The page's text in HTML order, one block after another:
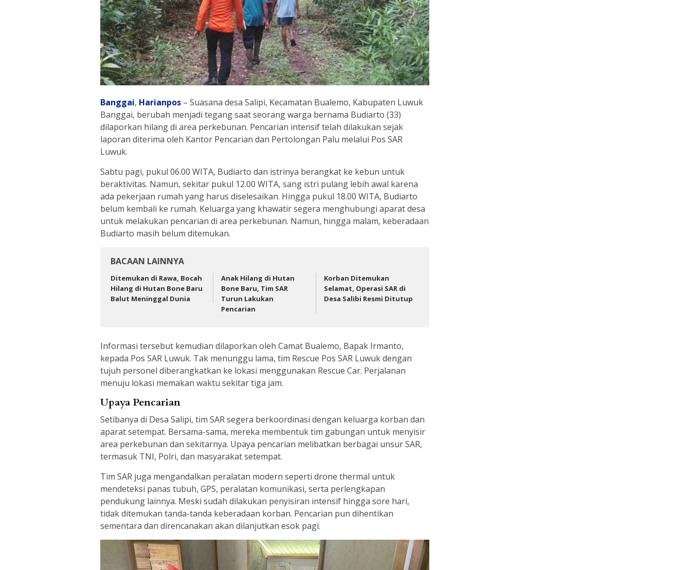
Banggai, Harianpos – Suasana desa Salipi, Kecamatan Bualemo, Kabupaten Luwuk
Banggai, berubah menjadi tegang saat seorang warga bernama Budiarto (33)
dilaporkan hilang di area perkebunan. Pencarian intensif telah dilakukan sejak
laporan diterima oleh Kantor Pencarian dan Pertolongan Palu melalui Pos SAR
Luwuk.
Sabtu pagi, pukul 06.00 WITA, Budiarto dan istrinya berangkat ke kebun untuk
beraktivitas. Namun, sekitar pukul 12.00 WITA, sang istri pulang lebih awal karena
ada pekerjaan rumah yang harus diselesaikan. Hingga pukul 18.00 WITA, Budiarto
belum kembali ke rumah. Keluarga yang khawatir segera menghubungi aparat desa
untuk melakukan pencarian di area perkebunan. Namun, hingga malam, keberadaan
Budiarto masih belum ditemukan.
BACAAN LAINNYA
Ditemukan di Rawa, Bocah
Hilang di Hutan Bone Baru
Balut Meninggal Dunia
Anak Hilang di Hutan
Bone Baru, Tim SAR
Turun Lakukan
Pencarian
Korban Ditemukan
Selamat, Operasi SAR di
Desa Salibi Resmi Ditutup
Informasi tersebut kemudian dilaporkan oleh Camat Bualemo, Bapak Irmanto,
kepada Pos SAR Luwuk. Tak menunggu lama, tim Rescue Pos SAR Luwuk dengan
tujuh personel diberangkatkan ke lokasi menggunakan Rescue Car. Perjalanan
menuju lokasi memakan waktu sekitar tiga jam.
Upaya Pencarian
Setibanya di Desa Salipi, tim SAR segera berkoordinasi dengan keluarga korban dan
aparat setempat. Bersama-sama, mereka membentuk tim gabungan untuk menyisir
area perkebunan dan sekitarnya. Upaya pencarian melibatkan berbagai unsur SAR,
termasuk TNI, Polri, dan masyarakat setempat.
Tim SAR juga mengandalkan peralatan modern seperti drone thermal untuk
mendeteksi panas tubuh, GPS, peralatan komunikasi, serta perlengkapan
pendukung lainnya. Meski sudah dilakukan penyisiran intensif hingga sore hari,
tidak ditemukan tanda-tanda keberadaan korban. Pencarian pun dihentikan
sementara dan direncanakan akan dilanjutkan esok pagi.